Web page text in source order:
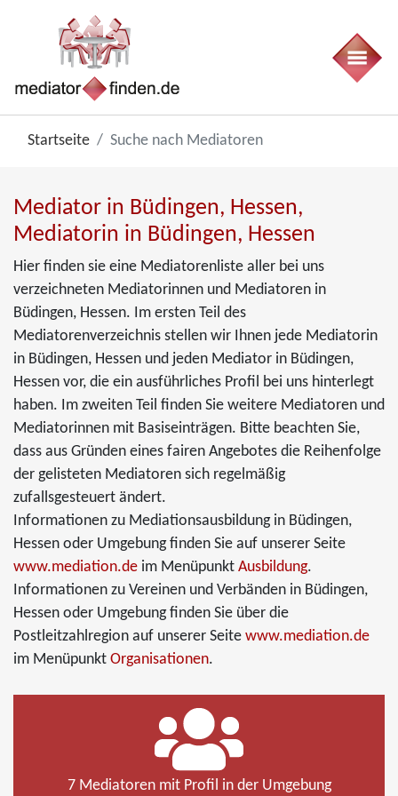
Startseite Suche nach Mediatoren
Mediator in Büdingen, Hessen,
Mediatorin in Büdingen, Hessen
Hier finden sie eine Mediatorenliste aller bei uns
verzeichneten Mediatorinnen und Mediatoren in
Büdingen, Hessen. Im ersten Teil des
Mediatorenverzeichnis stellen wir Ihnen jede Mediatorin
in Büdingen, Hessen und jeden Mediator in Büdingen,
Hessen vor, die ein ausführliches Profil bei uns hinterlegt
haben. Im zweiten Teil finden Sie weitere Mediatoren und
Mediatorinnen mit Basiseinträgen. Bitte beachten Sie,
dass aus Gründen eines fairen Angebotes die Reihenfolge
der gelisteten Mediatoren sich regelmäßig
zufallsgesteuert ändert.
Informationen zu Mediationsausbildung in Büdingen,
Hessen oder Umgebung finden Sie auf unserer Seite
www.mediation.de im Menüpunkt Ausbildung.
Informationen zu Vereinen und Verbänden in Büdingen,
Hessen oder Umgebung finden Sie über die
Postleitzahlregion auf unserer Seite www.mediation.de
im Menüpunkt Organisationen.
7 Mediatoren mit Profil in der Umgebung